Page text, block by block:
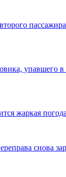
упавшего в
жаркая погода
снова